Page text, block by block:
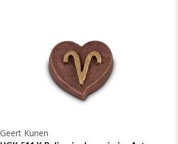
Geert Kunen